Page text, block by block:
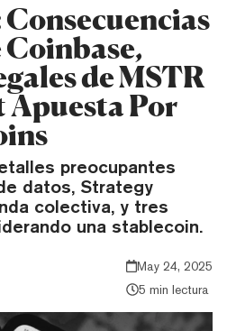
de MSTR
Apuesta Por
preocupantes
datos, Strategy
colectiva, y tres
una stablecoin.
May 24, 2025
5 min lectura